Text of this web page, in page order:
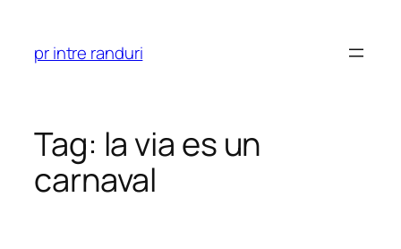
content
pr intre randuri
Tag: la via es un
carnaval